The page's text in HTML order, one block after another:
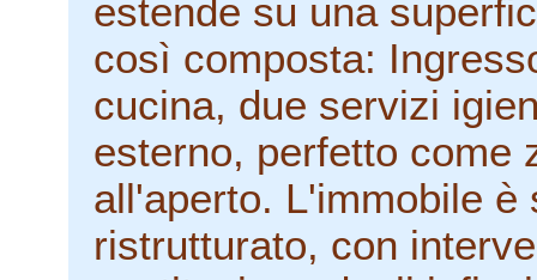
estende su una
così composta:
cucina, due servizi
esterno, perfetto come
all'aperto. L'immobile è
ristrutturato, con